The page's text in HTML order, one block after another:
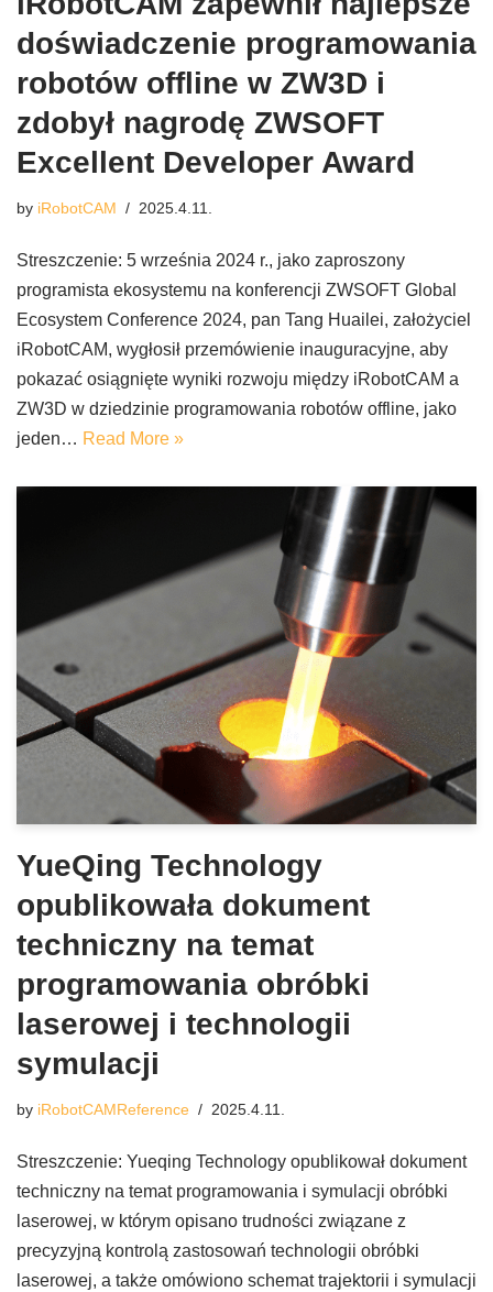
doświadczenie programowania
robotów offline w ZW3D i
zdobył nagrodę ZWSOFT
Excellent Developer Award
by iRobotCAM 2025.4.11.
Streszczenie: 5 września 2024 r., jako zaproszony
programista ekosystemu na konferencji ZWSOFT Global
Ecosystem Conference 2024, pan Tang Huailei, założyciel
iRobotCAM, wygłosił przemówienie inauguracyjne, aby
pokazać osiągnięte wyniki rozwoju między iRobotCAM a
ZW3D w dziedzinie programowania robotów offline, jako
jeden… Read More »
YueQing Technology
opublikowała dokument
techniczny na temat
programowania obróbki
laserowej i technologii
symulacji
by iRobotCAMReference 2025.4.11.
Streszczenie: Yueqing Technology opublikował dokument
techniczny na temat programowania i symulacji obróbki
laserowej, w którym opisano trudności związane z
precyzyjną kontrolą zastosowań technologii obróbki
laserowej, a także omówiono schemat trajektorii i symulacji